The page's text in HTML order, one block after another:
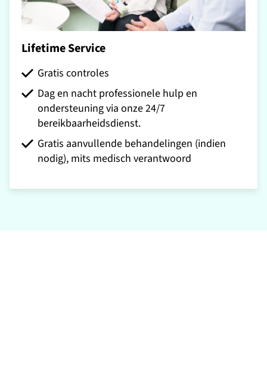
Lifetime Service
Gratis controles
Dag en nacht professionele hulp en
ondersteuning via onze 24/7
bereikbaarheidsdienst.
Gratis aanvullende behandelingen (indien
nodig), mits medisch verantwoord